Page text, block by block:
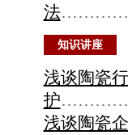
法
知识讲座
浅谈陶瓷
护
浅谈陶瓷